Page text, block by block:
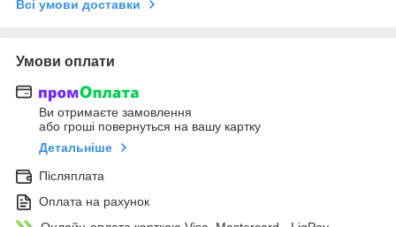
Всі умови доставки
Умови оплати
Ви отримаєте замовлення
або гроші повернуться на вашу картку
Детальніше
Післяплата
Оплата на рахунок